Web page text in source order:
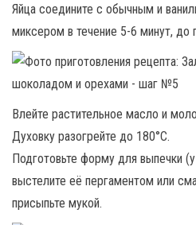
Яйца соедините с обычным и
миксером в течение 5-6 минут, до
Влейте растительное масло и
Духовку разогрейте до 180°С.
Подготовьте форму для выпечки
выстелите её пергаментом или
присыпьте мукой.